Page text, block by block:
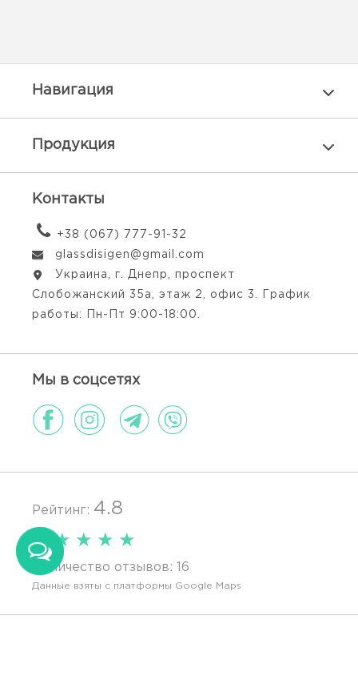
Навигация
Продукция
Контакты
+38 (067) 777-91-32
glassdisigen@gmail.com
Украина, г. Днепр, проспект
Слобожанский 35а, этаж 2, офис 3. График
работы: Пн-Пт 9:00-18:00.
Мы в соцсетях
Рейтинг: 4.8
★ ★ ★ ★ ★
Количество отзывов: 16
Данные взяты с платформы Google Maps